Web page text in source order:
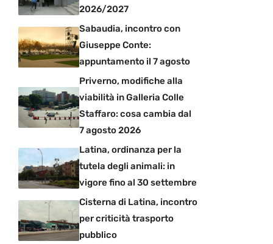
2026/2027
Sabaudia, incontro con
Giuseppe Conte:
appuntamento il 7 agosto
Priverno, modifiche alla
viabilità in Galleria Colle
Staffaro: cosa cambia dal
7 agosto 2026
Latina, ordinanza per la
tutela degli animali: in
vigore fino al 30 settembre
Cisterna di Latina, incontro
per criticità trasporto
pubblico